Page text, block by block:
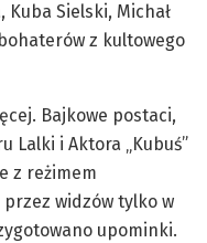
Kuba Sielski, Michał
z kultowego
Bajkowe postaci,
Lalki i Aktora „Kubuś”
z reżimem
widzów tylko w
upominki.